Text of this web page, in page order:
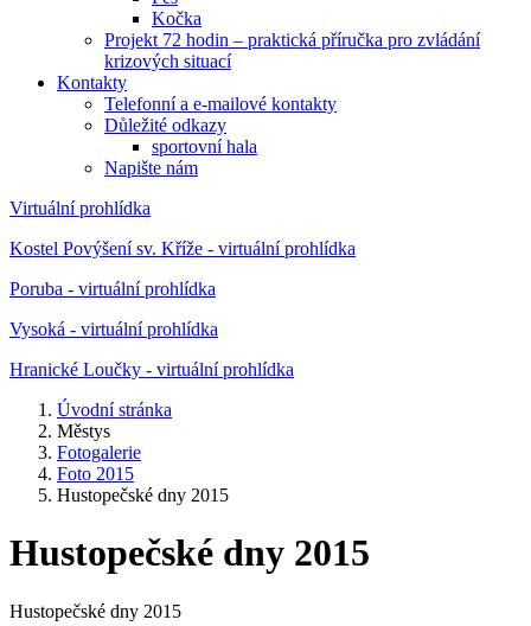
Kočka
Projekt 72 hodin – praktická příručka pro zvládání
krizových situací
Kontakty
Telefonní a e-mailové kontakty
Důležité odkazy
sportovní hala
Napište nám
Virtuální prohlídka
Kostel Povýšení sv. Kříže - virtuální prohlídka
Poruba - virtuální prohlídka
Vysoká - virtuální prohlídka
Hranické Loučky - virtuální prohlídka
Úvodní stránka
Městys
Fotogalerie
Foto 2015
Hustopečské dny 2015
Hustopečské dny 2015
Hustopečské dny 2015